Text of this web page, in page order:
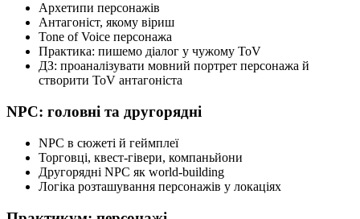
Архетипи персонажів
Антагоніст, якому віриш
Tone of Voice персонажа
Практика: пишемо діалог у чужому ToV
ДЗ: проаналізувати мовний портрет персонажа й
створити ToV антагоніста
NPC: головні та другорядні
NPC в сюжеті й геймплеї
Торговці, квест-гівери, компаньйони
Другорядні NPC як world-building
Логіка розташування персонажів у локаціях